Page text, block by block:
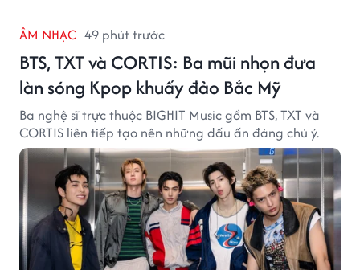
ÂM NHẠC 49 phút trước
BTS, TXT và CORTIS: Ba mũi nhọn đưa
làn sóng Kpop khuấy đảo Bắc Mỹ
Ba nghệ sĩ trực thuộc BIGHIT Music gồm BTS, TXT và
CORTIS liên tiếp tạo nên những dấu ấn đáng chú ý.